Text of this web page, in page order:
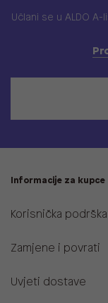
Učlani se u ALDO
Informacije za kupce
Korisnička podrška
Zamjene i povrati
Uvjeti dostave